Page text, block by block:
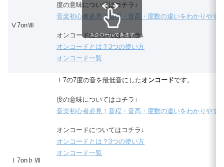
Ⅴ7onⅦ
度の意味についてはコチラ↓
音楽初心者必見！音程・音高・度数の違いをわかりやす
オンコードについてはコチラ↓
オンコードとは？3つの使い方
オンコード一覧
Ⅰ7on♭Ⅶ
Ⅰ7の7度の音を最低音にしたオンコードです。
度の意味についてはコチラ↓
音楽初心者必見！音程・音高・度数の違いをわかりやす
オンコードについてはコチラ↓
オンコードとは？3つの使い方
オンコード一覧
スクロールできます